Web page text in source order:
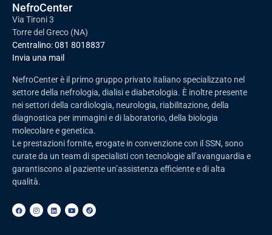
NefroCenter
Via Tironi 3
Torre del Greco (NA)
Centralino:081 8018837
Invia una mail
NefroCenter è il primo gruppo privato italiano specializzato nel
settore della nefrologia, dialisi e diabetologia. È inoltre presente
nei settori della cardiologia, neurologia, riabilitazione, della
diagnostica per immagini e di laboratorio, della biologia
molecolare e genetica.
Le prestazioni fornite, erogate in convenzione con il SSN, sono
curate da un team di specialisti con tecnologie all’avanguardia e
garantiscono al paziente un’assistenza efficiente e di alta
qualità.